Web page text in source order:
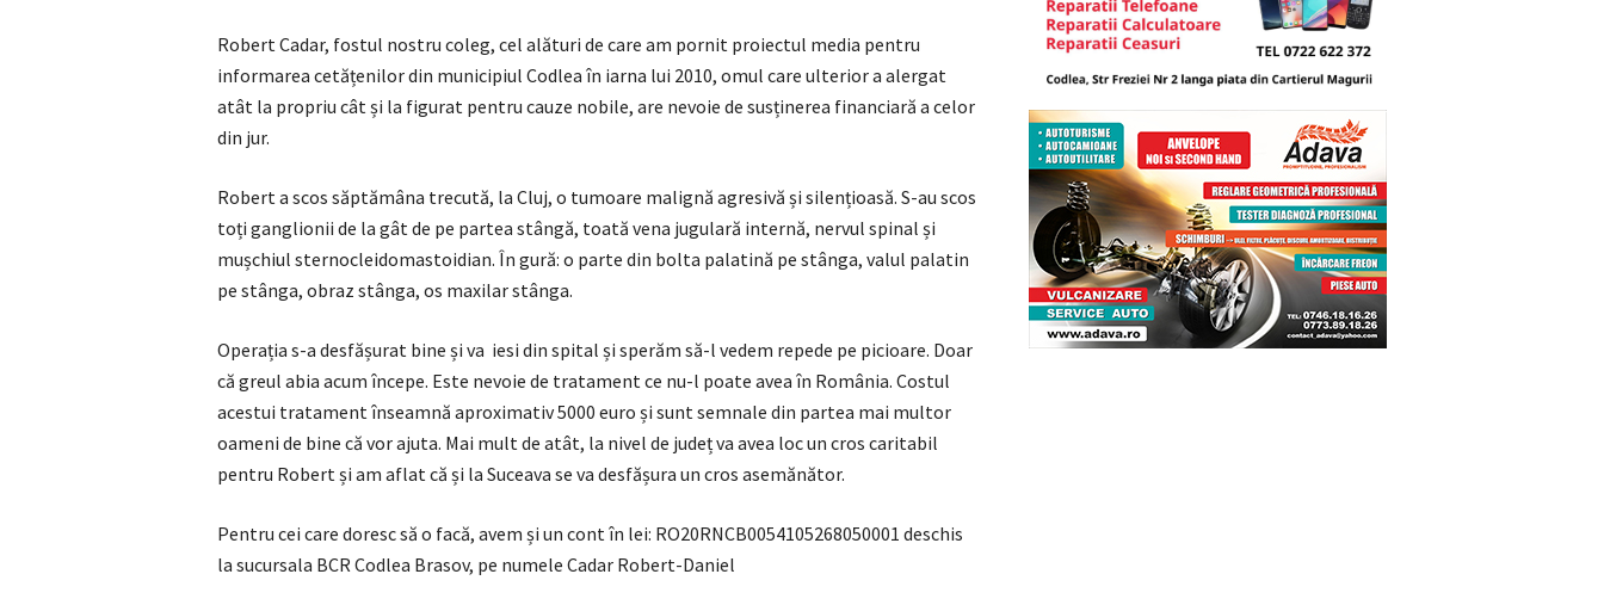
Robert Cadar, fostul nostru coleg, cel alături de care am pornit proiectul media pentru
informarea cetățenilor din municipiul Codlea în iarna lui 2010, omul care ulterior a alergat
atât la propriu cât și la figurat pentru cauze nobile, are nevoie de susținerea financiară a celor
din jur.
Robert a scos săptămâna trecută, la Cluj, o tumoare malignă agresivă și silențioasă. S-au scos
toți ganglionii de la gât de pe partea stângă, toată vena jugulară internă, nervul spinal și
mușchiul sternocleidomastoidian. În gură: o parte din bolta palatină pe stânga, valul palatin
pe stânga, obraz stânga, os maxilar stânga.
Operația s-a desfășurat bine și va iesi din spital și sperăm să-l vedem repede pe picioare. Doar
că greul abia acum începe. Este nevoie de tratament ce nu-l poate avea în România. Costul
acestui tratament înseamnă aproximativ 5000 euro și sunt semnale din partea mai multor
oameni de bine că vor ajuta. Mai mult de atât, la nivel de județ va avea loc un cros caritabil
pentru Robert și am aflat că și la Suceava se va desfășura un cros asemănător.
Pentru cei care doresc să o facă, avem și un cont în lei: RO20RNCB0054105268050001 deschis
la sucursala BCR Codlea Brasov, pe numele Cadar Robert-Daniel